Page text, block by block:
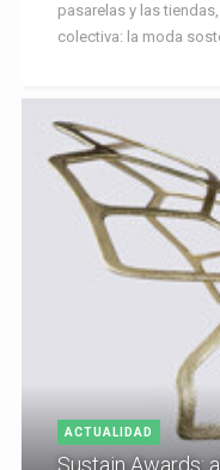
pasarelas y las
colectiva: la moda
ACTUALIDAD
Sustain Awards: